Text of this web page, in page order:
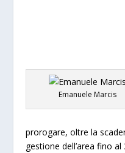
Emanuele Marcis
prorogare, oltre la
gestione dell’area fino